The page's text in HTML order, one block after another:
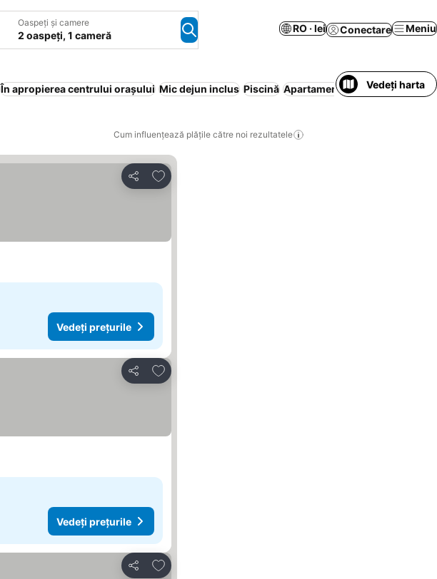
Oaspeți și camere
2 oaspeți, 1 cameră
RO · lei Conectare Meniu
În apropierea centrului orașului Mic dejun inclus Piscină Apartament în regim hotelier
Vedeți harta
Cum influențează plățile către noi rezultatele
Distribuiți
Adăugaţi la favorite
Vedeți prețurile
Distribuiți
Adăugaţi la favorite
Vedeți prețurile
Distribuiți
Adăugaţi la favorite